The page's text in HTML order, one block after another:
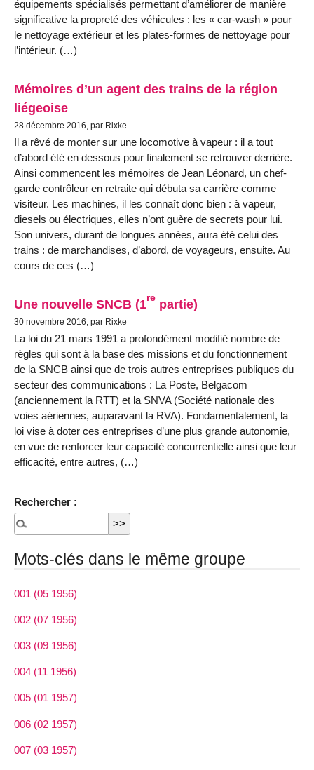
équipements spécialisés permettant d’améliorer de manière
significative la propreté des véhicules : les « car-wash » pour
le nettoyage extérieur et les plates-formes de nettoyage pour
l’intérieur. (…)
Mémoires d’un agent des trains de la région
liégeoise
28 décembre 2016, par Rixke
Il a rêvé de monter sur une locomotive à vapeur : il a tout
d’abord été en dessous pour finalement se retrouver derrière.
Ainsi commencent les mémoires de Jean Léonard, un chef-
garde contrôleur en retraite qui débuta sa carrière comme
visiteur. Les machines, il les connaît donc bien : à vapeur,
diesels ou électriques, elles n’ont guère de secrets pour lui.
Son univers, durant de longues années, aura été celui des
trains : de marchandises, d’abord, de voyageurs, ensuite. Au
cours de ces (…)
Une nouvelle SNCB (1re partie)
30 novembre 2016, par Rixke
La loi du 21 mars 1991 a profondément modifié nombre de
règles qui sont à la base des missions et du fonctionnement
de la SNCB ainsi que de trois autres entreprises publiques du
secteur des communications : La Poste, Belgacom
(anciennement la RTT) et la SNVA (Société nationale des
voies aériennes, auparavant la RVA). Fondamentalement, la
loi vise à doter ces entreprises d’une plus grande autonomie,
en vue de renforcer leur capacité concurrentielle ainsi que leur
efficacité, entre autres, (…)
Rechercher :
Mots-clés dans le même groupe
001 (05 1956)
002 (07 1956)
003 (09 1956)
004 (11 1956)
005 (01 1957)
006 (02 1957)
007 (03 1957)